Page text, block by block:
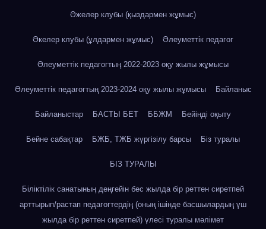
Әжелер клубы (қыздармен жұмыс)
Әкелер клубы (ұлдармен жұмыс) Әлеуметтік педагог
Әлеуметтік педагогтың 2022-2023 оқу жылы жұмысы
Әлеуметтік педагогтың 2023-2024 оқу жылы жұмысы Байланыс
Байланыстар БАСТЫ БЕТ ББЖМ Бейінді оқыту
Бейне сабақтар БЖБ, ТЖБ жүргізілу барсы Біз туралы
БІЗ ТУРАЛЫ
Біліктілік санатының деңгейін бес жылда бір реттен сиретпей
арттырып/растап педагогтердің (оның ішінде басшылардың үш
жылда бір реттен сиретпей) үлесі туралы мәлімет